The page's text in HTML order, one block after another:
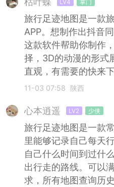
LV4 掌门
旅行足迹地图是一款
APP。想制作出抖音
这款软件帮助你制作
择，3D的动漫的形式
直观，有需要的快来
11-03 07:58 陕西
心本逍遥 LV2 少侠
旅行足迹地图是一款
里能够记录自己每天
自己什么时间到过什
出行走的路线。可以
求，所有地图查询历